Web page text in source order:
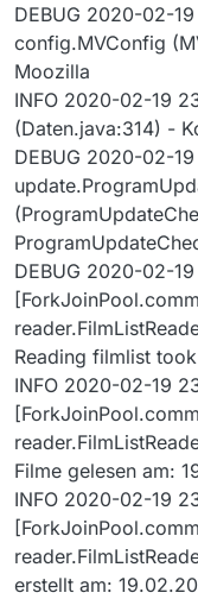
DEBUG 2020-02-
config.MVConfig
Moozilla
INFO 2020-02-19
(Daten.java:314) -
DEBUG 2020-02-
DEBUG 2020-02-
Reading filmlist
INFO 2020-02-19
Filme gelesen am:
INFO 2020-02-19
erstellt am: